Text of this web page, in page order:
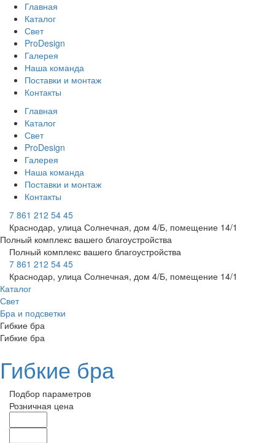
Главная
Каталог
Свет
ProDesign
Галерея
Наша команда
Поставки и монтаж
Контакты
Главная
Каталог
Свет
ProDesign
Галерея
Наша команда
Поставки и монтаж
Контакты
7 861 212 54 45
Краснодар, улица Солнечная, дом 4/Б, помещение 14/1
Полный комплекс вашего благоустройства
Полный комплекс вашего благоустройства
7 861 212 54 45
Краснодар, улица Солнечная, дом 4/Б, помещение 14/1
Каталог
Свет
Бра и подсветки
Гибкие бра
Гибкие бра
Гибкие бра
Подбор параметров
Розничная цена